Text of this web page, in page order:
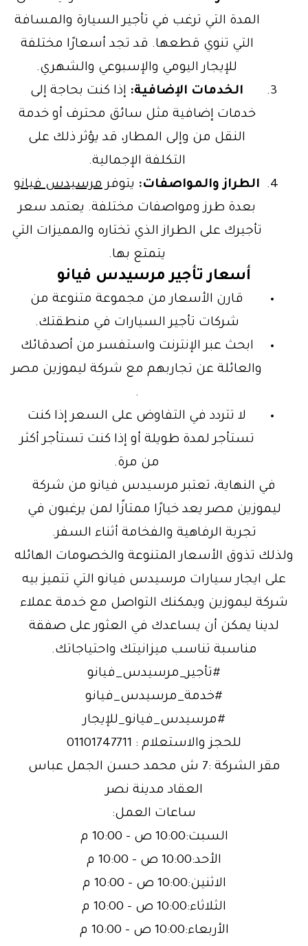
المدة التي ترغب في تأجير السيارة والمسافة
التي تنوي قطعها. قد تجد أسعارًا مختلفة
للإيجار اليومي والإسبوعي والشهري.
الخدمات الإضافية: إذا كنت بحاجة إلى
خدمات إضافية مثل سائق محترف أو خدمة
النقل من وإلى المطار، قد يؤثر ذلك على
التكلفة الإجمالية.
الطراز والمواصفات: يتوفر مرسيدس فيانو
بعدة طرز ومواصفات مختلفة. يعتمد سعر
تأجيرك على الطراز الذي تختاره والمميزات التي
يتمتع بها.
أسعار تأجير مرسيدس فيانو
قارن الأسعار من مجموعة متنوعة من
شركات تأجير السيارات في منطقتك.
ابحث عبر الإنترنت واستفسر من أصدقائك
والعائلة عن تجاربهم مع شركة ليموزين مصر
.
لا تتردد في التفاوض على السعر إذا كنت
تستأجر لمدة طويلة أو إذا كنت تستأجر أكثر
من مرة.
في النهاية، تعتبر مرسيدس فيانو من شركة
ليموزين مصر يعد خيارًا ممتازًا لمن يرغبون في
تجربة الرفاهية والفخامة أثناء السفر.
ولذلك تذوق الأسعار المتنوعة والخصومات الهائله
على ايجار سيارات مرسيدس فيانو التي تتميز بيه
شركة ليموزين ويمكنك التواصل مع خدمة عملاء
لدينا يمكن أن يساعدك في العثور على صفقة
مناسبة تناسب ميزانيتك واحتياجاتك.
#تأجير_مرسيدس_فيانو
#خدمة_مرسيدس_فيانو
#مرسيدس_فيانو_للإيجار
للحجز والاستعلام : 01101747711
مقر الشركة :7 ش محمد حسن الجمل عباس
العقاد مدينة نصر
ساعات العمل:
السبت:10:00 ص – 10:00 م
الأحد:10:00 ص – 10:00 م
الاثنين:10:00 ص – 10:00 م
الثلاثاء:10:00 ص – 10:00 م
الأربعاء:10:00 ص – 10:00 م